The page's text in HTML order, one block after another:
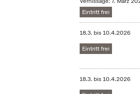
Eintritt frei
18.3. bis10.4.2026
Eintritt frei
18.3. bis10.4.2026